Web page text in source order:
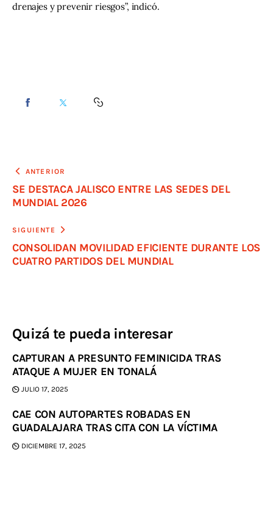
drenajes y prevenir riesgos”, indicó.
ANTERIOR
SE DESTACA JALISCO ENTRE LAS SEDES DEL
MUNDIAL 2026
SIGUIENTE
CONSOLIDAN MOVILIDAD EFICIENTE DURANTE LOS
CUATRO PARTIDOS DEL MUNDIAL
Quizá te pueda interesar
CAPTURAN A PRESUNTO FEMINICIDA TRAS
ATAQUE A MUJER EN TONALÁ
JULIO 17, 2025
CAE CON AUTOPARTES ROBADAS EN
GUADALAJARA TRAS CITA CON LA VÍCTIMA
DICIEMBRE 17, 2025